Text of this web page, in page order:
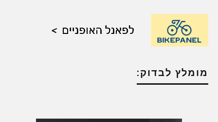
מומלץ לבדוק: